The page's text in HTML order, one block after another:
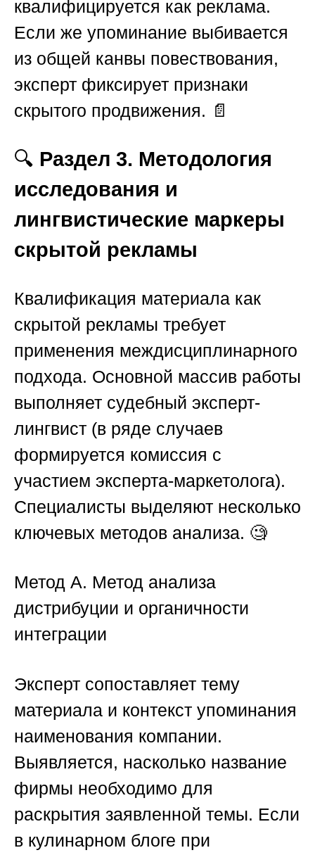
квалифицируется как реклама.
Если же упоминание выбивается
из общей канвы повествования,
эксперт фиксирует признаки
скрытого продвижения. 📄
🔍 Раздел 3. Методология
исследования и
лингвистические маркеры
скрытой рекламы
Квалификация материала как
скрытой рекламы требует
применения междисциплинарного
подхода. Основной массив работы
выполняет судебный эксперт-
лингвист (в ряде случаев
формируется комиссия с
участием эксперта-маркетолога).
Специалисты выделяют несколько
ключевых методов анализа. 🧐
Метод А. Метод анализа
дистрибуции и органичности
интеграции
Эксперт сопоставляет тему
материала и контекст упоминания
наименования компании.
Выявляется, насколько название
фирмы необходимо для
раскрытия заявленной темы. Если
в кулинарном блоге при